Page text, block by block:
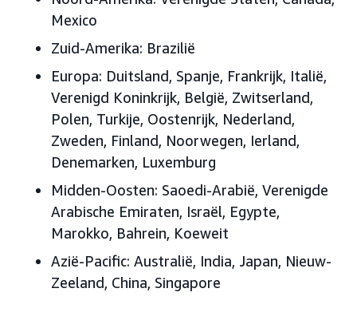
Mexico
Zuid-Amerika: Brazilië
Europa: Duitsland, Spanje, Frankrijk, Italië,
Verenigd Koninkrijk, België, Zwitserland,
Polen, Turkije, Oostenrijk, Nederland,
Zweden, Finland, Noorwegen, Ierland,
Denemarken, Luxemburg
Midden-Oosten: Saoedi-Arabië, Verenigde
Arabische Emiraten, Israël, Egypte,
Marokko, Bahrein, Koeweit
Azië-Pacific: Australië, India, Japan, Nieuw-
Zeeland, China, Singapore